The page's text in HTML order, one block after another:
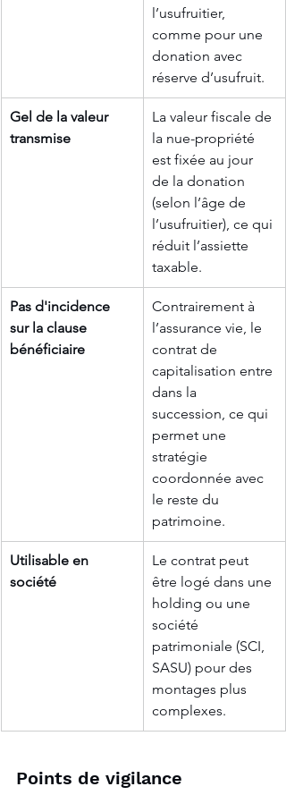
l’usufruitier,
comme pour une
donation avec
réserve d’usufruit.
Gel de la valeur
transmise
La valeur fiscale de
la nue-propriété
est fixée au jour
de la donation
(selon l’âge de
l’usufruitier), ce qui
réduit l’assiette
taxable.
Pas d'incidence
sur la clause
bénéficiaire
Contrairement à
l’assurance vie, le
contrat de
capitalisation entre
dans la
succession, ce qui
permet une
stratégie
coordonnée avec
le reste du
patrimoine.
Utilisable en
société
Le contrat peut
être logé dans une
holding ou une
société
patrimoniale (SCI,
SASU) pour des
montages plus
complexes.
Points de vigilance